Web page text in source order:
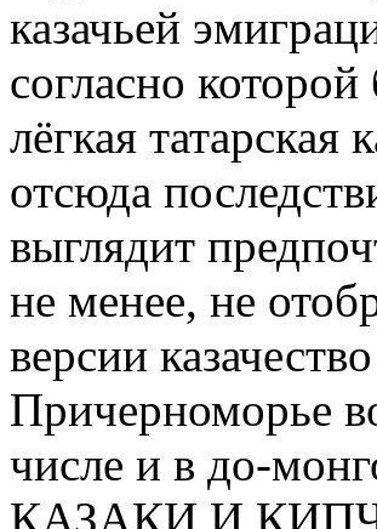
казачьей
согласно которой
лёгкая
отсюда
выглядит
не менее, не
версии
Причерноморье
числе и в до-